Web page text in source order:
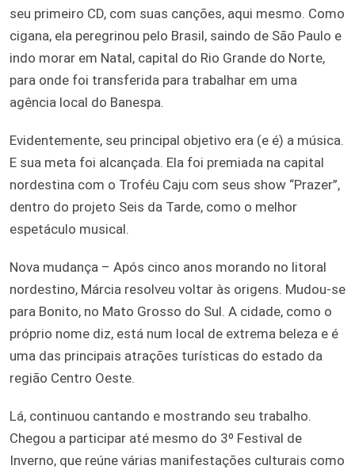
seu primeiro CD, com suas canções, aqui mesmo. Como
cigana, ela peregrinou pelo Brasil, saindo de São Paulo e
indo morar em Natal, capital do Rio Grande do Norte,
para onde foi transferida para trabalhar em uma
agência local do Banespa.
Evidentemente, seu principal objetivo era (e é) a música.
E sua meta foi alcançada. Ela foi premiada na capital
nordestina com o Troféu Caju com seus show “Prazer”,
dentro do projeto Seis da Tarde, como o melhor
espetáculo musical.
Nova mudança – Após cinco anos morando no litoral
nordestino, Márcia resolveu voltar às origens. Mudou-se
para Bonito, no Mato Grosso do Sul. A cidade, como o
próprio nome diz, está num local de extrema beleza e é
uma das principais atrações turísticas do estado da
região Centro Oeste.
Lá, continuou cantando e mostrando seu trabalho.
Chegou a participar até mesmo do 3º Festival de
Inverno, que reúne várias manifestações culturais como